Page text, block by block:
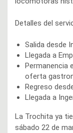
Detalles del
Salida desde
Llegada a
Permanencia
oferta
Regreso
Llegada a
La Trochita ya
sábado 22 de